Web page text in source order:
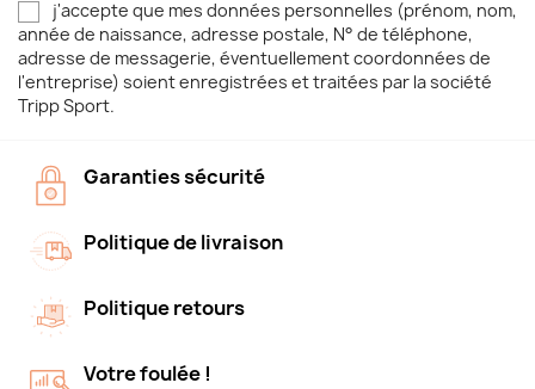
j'accepte que mes données personnelles (prénom, nom,
année de naissance, adresse postale, N° de téléphone,
adresse de messagerie, éventuellement coordonnées de
l'entreprise) soient enregistrées et traitées par la société
Tripp Sport.
Garanties sécurité
Politique de livraison
Politique retours
Votre foulée !